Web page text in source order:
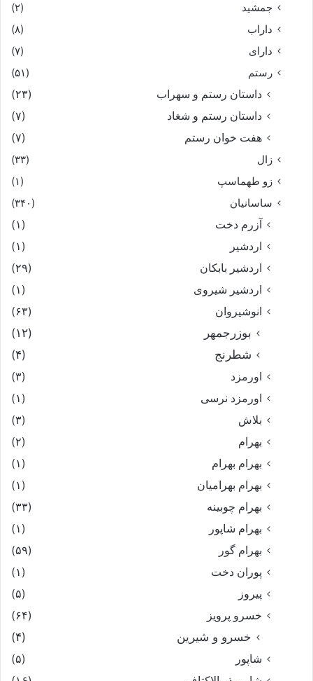
جمشید
(۲)
داراب
(۸)
دارای
(۷)
رستم
(۵۱)
داستان رستم و سهراب
(۲۳)
داستان رستم و شغاد
(۷)
هفت خوان رستم‏
(۷)
زال
(۳۳)
زو طهماسپ‏
(۱)
ساسانیان
(۳۴۰)
آزرم دخت
(۱)
اردشیر
(۱)
اردشیر بابکان
(۲۹)
اردشیر شیروی
(۱)
انوشیروان
(۶۳)
بوزرجمهر
(۱۲)
شطرنج
(۴)
اورمزد
(۳)
اورمزد نرسى‏
(۱)
بلاش
(۳)
بهرام
(۲)
بهرام بهرام
(۱)
بهرام بهرامیان‏
(۱)
بهرام چوبینه
(۳۳)
بهرام شاپور
(۱)
بهرام گور
(۵۹)
پوران دخت
(۱)
پیروز
(۵)
خسرو پرویز
(۶۴)
خسرو و شیرین (۴)
شاپور
(۵)